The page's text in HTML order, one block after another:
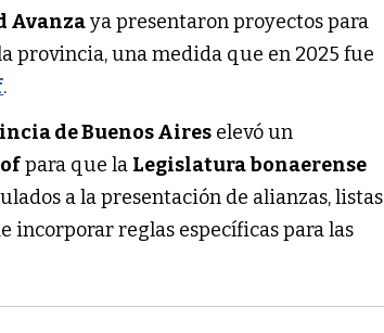
Avanzaya presentaron proyectos para
provincia, una medida que en 2025 fue
.
de Buenos Aires elevó un
para que la Legislatura bonaerense
a la presentación de alianzas, listas
incorporar reglas específicas para las